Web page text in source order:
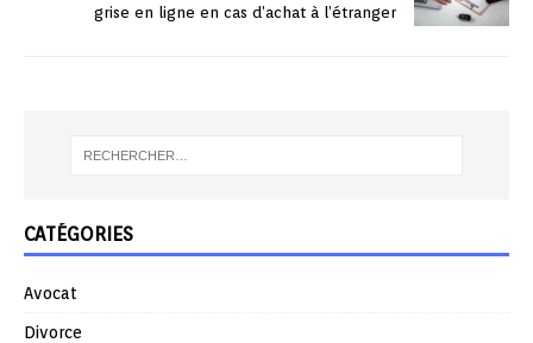
grise en ligne en cas d’achat à l’étranger
CATÉGORIES
Avocat
Divorce